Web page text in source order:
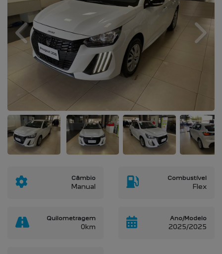
Previous Next
Câmbio
Manual
Combustível
Flex
Quilometragem
0km
Ano/Modelo
2025/2025